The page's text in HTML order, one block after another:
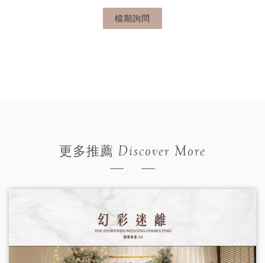
檔期詢問
更多推薦 Discover More